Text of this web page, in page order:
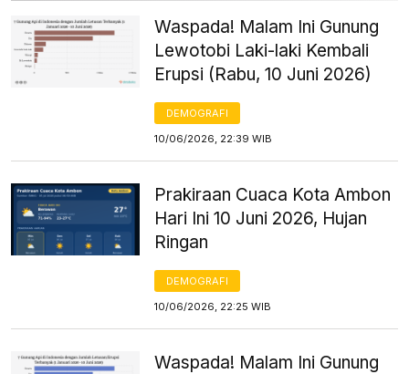
Waspada! Malam Ini Gunung
Lewotobi Laki-laki Kembali
Erupsi (Rabu, 10 Juni 2026)
DEMOGRAFI
10/06/2026, 22:39 WIB
Prakiraan Cuaca Kota Ambon
Hari Ini 10 Juni 2026, Hujan
Ringan
DEMOGRAFI
10/06/2026, 22:25 WIB
Waspada! Malam Ini Gunung